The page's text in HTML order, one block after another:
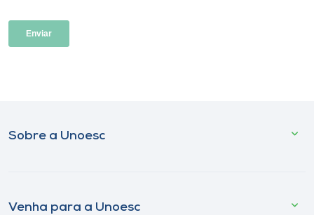
Sobre a Unoesc
Venha para a Unoesc